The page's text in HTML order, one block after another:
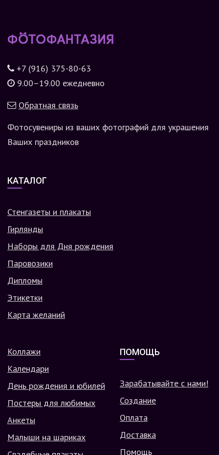
+7 (916) 375-80-63
9.00–19.00 ежедневно
Обратная связь
Фотосувениры из ваших фотографий для украшения
Ваших праздников
КАТАЛОГ
Стенгазеты и плакаты
Гирлянды
Наборы для Дня рождения
Паровозики
Дипломы
Этикетки
Карта желаний
Коллажи
Календари
День рождения и юбилей
Постеры для любимых
Анкеты
Малыши на шариках
ПОМОЩЬ
Зарабатывайте с нами!
Создание
Оплата
Доставка
Помощь